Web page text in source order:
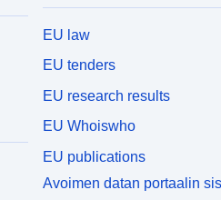
EU law
EU tenders
EU research results
EU Whoiswho
EU publications
Avoimen datan portaalin